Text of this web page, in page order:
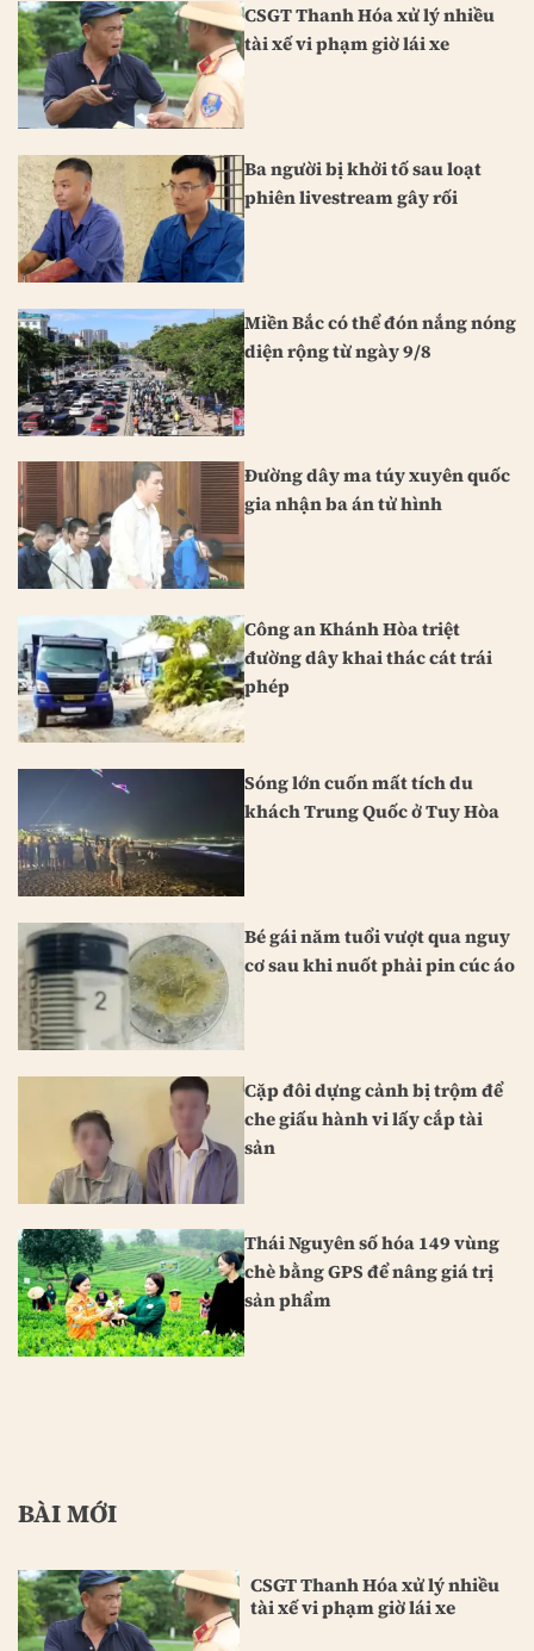
CSGT Thanh Hóa xử lý nhiều
tài xế vi phạm giờ lái xe
Ba người bị khởi tố sau loạt
phiên livestream gây rối
Miền Bắc có thể đón nắng nóng
diện rộng từ ngày 9/8
Đường dây ma túy xuyên quốc
gia nhận ba án tử hình
Công an Khánh Hòa triệt
đường dây khai thác cát trái
phép
Sóng lớn cuốn mất tích du
khách Trung Quốc ở Tuy Hòa
Bé gái năm tuổi vượt qua nguy
cơ sau khi nuốt phải pin cúc áo
Cặp đôi dựng cảnh bị trộm để
che giấu hành vi lấy cắp tài
sản
Thái Nguyên số hóa 149 vùng
chè bằng GPS để nâng giá trị
sản phẩm
BÀI MỚI
CSGT Thanh Hóa xử lý nhiều
tài xế vi phạm giờ lái xe